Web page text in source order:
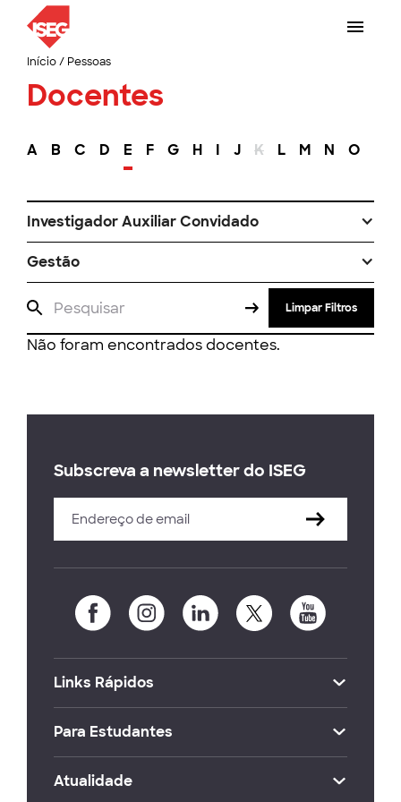
Início/ Pessoas
Docentes
A B C D E F G H I J K L M N O
Investigador Auxiliar Convidado
Gestão
Limpar Filtros
Não foram encontrados docentes.
Subscreva a newsletter do ISEG
Links Rápidos
Para Estudantes
Atualidade